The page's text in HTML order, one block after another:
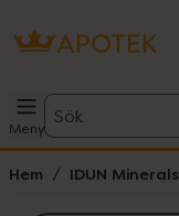
Meny
Sök
Hem IDUN Minerals